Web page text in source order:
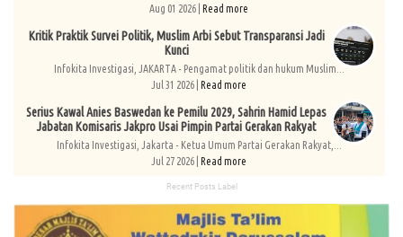
Aug 01 2026 | Read more
Kritik Praktik Survei Politik, Muslim Arbi Sebut Transparansi Jadi
Kunci
Infokita Investigasi, JAKARTA - Pengamat politik dan hukum Muslim...
Jul 31 2026 | Read more
Serius Kawal Anies Baswedan ke Pemilu 2029, Sahrin Hamid Lepas
Jabatan Komisaris Jakpro Usai Pimpin Partai Gerakan Rakyat
Infokita Investigasi, Jakarta - Ketua Umum Partai Gerakan Rakyat,...
Jul 27 2026 | Read more
Recent Posts Label